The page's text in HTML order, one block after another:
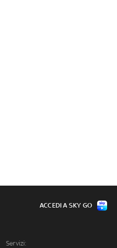
Servizi:
ACCEDI A SKY GO